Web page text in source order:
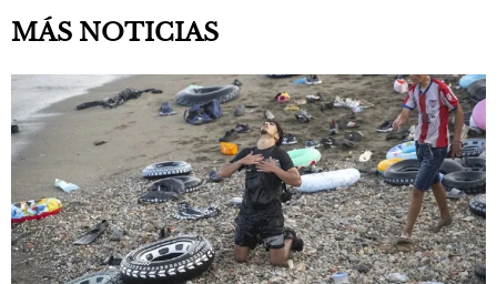
MÁS NOTICIAS